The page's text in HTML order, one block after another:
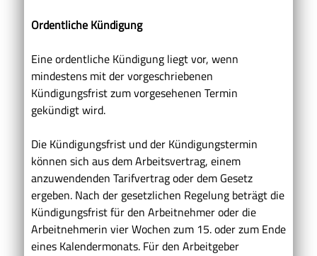
Ordentliche Kündigung
Eine ordentliche Kündigung liegt vor, wenn
mindestens mit der vorgeschriebenen
Kündigungsfrist zum vorgesehenen Termin
gekündigt wird.
Die Kündigungsfrist und der Kündigungstermin
können sich aus dem Arbeitsvertrag, einem
anzuwendenden Tarifvertrag oder dem Gesetz
ergeben. Nach der gesetzlichen Regelung beträgt die
Kündigungsfrist für den Arbeitnehmer oder die
Arbeitnehmerin vier Wochen zum 15. oder zum Ende
eines Kalendermonats. Für den Arbeitgeber